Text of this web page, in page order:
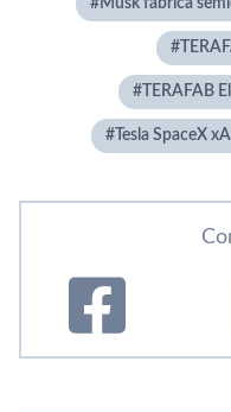
TERAFAB
Tesla SpaceX